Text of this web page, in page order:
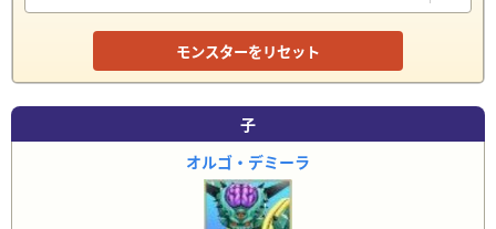
モンスターをリセット
子
オルゴ・デミーラ